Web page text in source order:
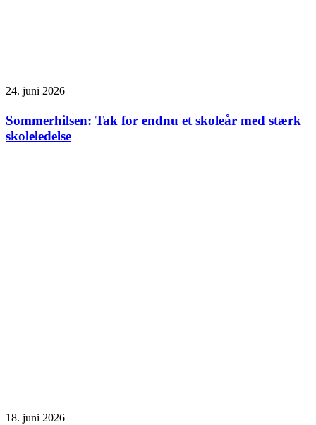
24. juni 2026
Sommerhilsen: Tak for endnu et skoleår med stærk
skoleledelse
18. juni 2026